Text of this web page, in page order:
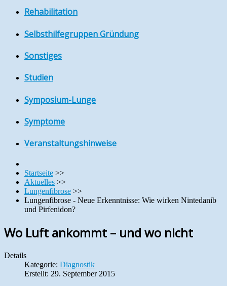
Rehabilitation
Selbsthilfegruppen Gründung
Sonstiges
Studien
Symposium-Lunge
Symptome
Veranstaltungshinweise
Startseite >>
Aktuelles >>
Lungenfibrose >>
Lungenfibrose - Neue Erkenntnisse: Wie wirken Nintedanib
und Pirfenidon?
Wo Luft ankommt – und wo nicht
Details
Kategorie: Diagnostik
Erstellt: 29. September 2015